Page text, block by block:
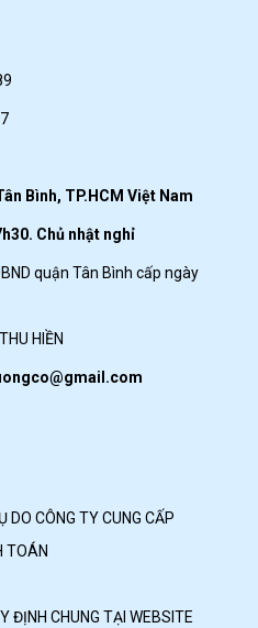
Bình, TP.HCM Việt Nam
Chủ nhật nghỉ
quận Tân Bình cấp ngày
HIỀN
DO CÔNG TY CUNG CẤP
TOÁN
ĐỊNH CHUNG TẠI WEBSITE